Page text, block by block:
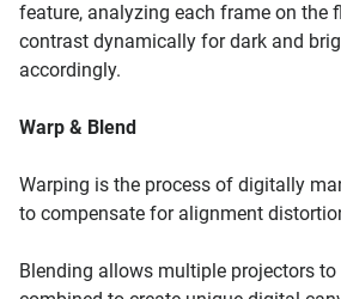
feature, analyzing each frame on the
contrast dynamically for dark and
accordingly.
Warp & Blend
Warping is the process of digitally
to compensate for alignment
Blending allows multiple projectors to